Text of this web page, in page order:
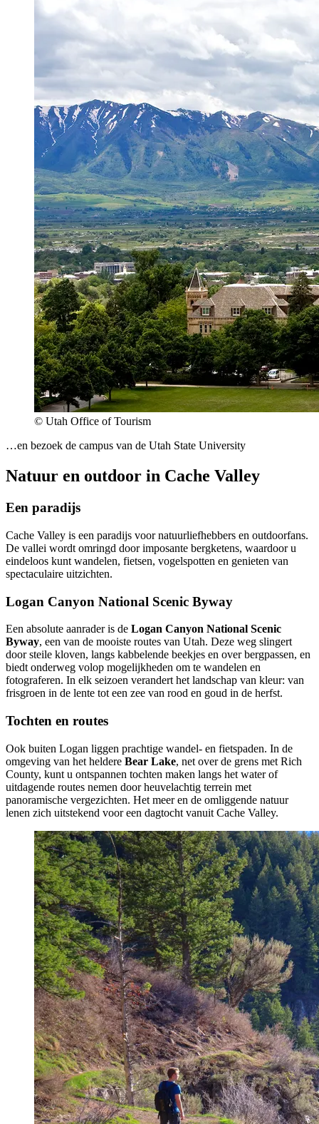
© Utah Office of Tourism
…en bezoek de campus van de Utah State University
Natuur en outdoor in Cache Valley
Een paradijs
Cache Valley is een paradijs voor natuurliefhebbers en outdoorfans.
De vallei wordt omringd door imposante bergketens, waardoor u
eindeloos kunt wandelen, fietsen, vogelspotten en genieten van
spectaculaire uitzichten.
Logan Canyon National Scenic Byway
Een absolute aanrader is de Logan Canyon National Scenic
Byway, een van de mooiste routes van Utah. Deze weg slingert
door steile kloven, langs kabbelende beekjes en over bergpassen, en
biedt onderweg volop mogelijkheden om te wandelen en
fotograferen. In elk seizoen verandert het landschap van kleur: van
frisgroen in de lente tot een zee van rood en goud in de herfst.
Tochten en routes
Ook buiten Logan liggen prachtige wandel- en fietspaden. In de
omgeving van het heldere Bear Lake, net over de grens met Rich
County, kunt u ontspannen tochten maken langs het water of
uitdagende routes nemen door heuvelachtig terrein met
panoramische vergezichten. Het meer en de omliggende natuur
lenen zich uitstekend voor een dagtocht vanuit Cache Valley.